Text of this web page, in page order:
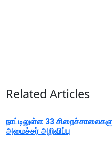
Related Articles
நாட்டிலுள்ள 33
அமைச்சர் அறிவிப்பு